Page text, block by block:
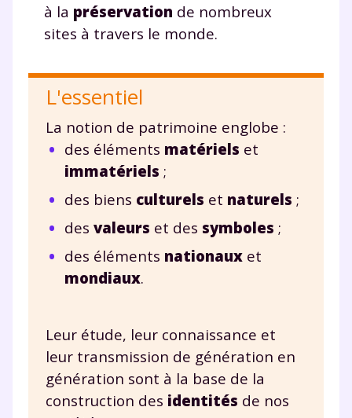
à la préservation de nombreux
sites à travers le monde.
L'essentiel
La notion de patrimoine englobe :
des éléments matériels et
immatériels ;
des biens culturels et naturels ;
des valeurs et des symboles ;
des éléments nationaux et
mondiaux.
Leur étude, leur connaissance et
leur transmission de génération en
génération sont à la base de la
construction des identités de nos
année scolaire ?
Testez gratuitement
pendant 24h notre
plateforme de soutien
scolaire !
Fiches de cours et vidéos,exercices
corrigés
podcasts de révisions
Unespace dédié aux parents pour
suivre les progrès
Des profs expérimentés disponibles
à la demande par tchat, audio ou
vidéo